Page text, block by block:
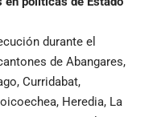
durante el
de Abangares,
Curridabat,
Heredia, La